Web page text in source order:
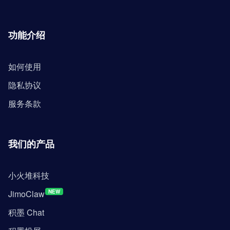
功能介绍
如何使用
隐私协议
服务条款
我们的产品
小火堆科技
JimoClaw NEW
积墨 Chat